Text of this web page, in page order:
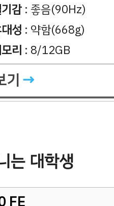
감: 좋음(90Hz)
성 : 약함(668g)
리 : 8/12GB
기
는 대학생